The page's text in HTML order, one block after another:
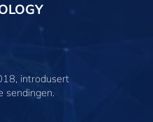
introdusert
sendingen.